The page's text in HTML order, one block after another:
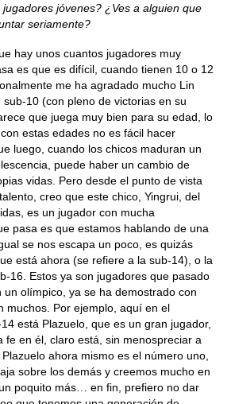
jóvenes? ¿Ves a alguien que
seriamente?
hay unos cuantos jugadores muy
es que es difícil, cuando tienen 10 o 12
me ha agradado mucho Lin
sub-10 (con pleno de victorias en su
que juega muy bien para su edad, lo
estas edades no es fácil hacer
luego, cuando los chicos maduran un
puede haber un cambio de
vidas. Pero desde el punto de vista
creo que este chico, Yingrui, del
es un jugador con mucha
pasa es que estamos hablando de una
se nos escapa un poco, es quizás
está ahora (se refiere a la sub-14), o la
16. Estos ya son jugadores que pasado
un olímpico, ya se ha demostrado con
muchos. Por ejemplo, aquí en el
está Plazuelo, que es un gran jugador,
fe en él, claro está, sin menospreciar a
ahora mismo es el número uno,
sobre los demás y creemos mucho en
poquito más… en fin, prefiero no dar